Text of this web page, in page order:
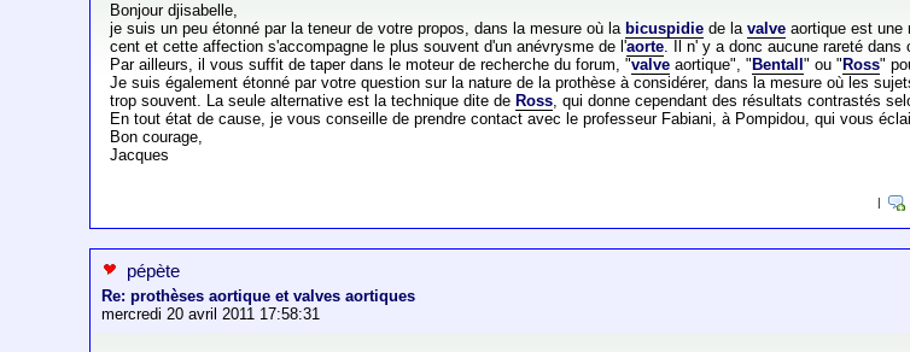
Bonjour djisabelle,
je suis un peu étonné par la teneur de votre propos, dans la mesure où la bicuspidie de lavalve aortique est une
cent et cette affection s'accompagne le plus souvent d'un anévrysme de l'aorte. Il n' y a donc aucune rareté dans
Par ailleurs, il vous suffit de taper dans le moteur de recherche du forum, "valve aortique", " Bentall" ou " Ross"
Je suis également étonné par votre question sur la nature de la prothèse à considérer, dans la mesure où les
trop souvent. La seule alternative est la technique dite de Ross, qui donne cependant des résultats contrastés
En tout état de cause, je vous conseille de prendre contact avec le professeur Fabiani, à Pompidou, qui vous
Bon courage,
Jacques
pépète
Re: prothèses aortique et valves aortiques
mercredi 20 avril 2011 17:58:31